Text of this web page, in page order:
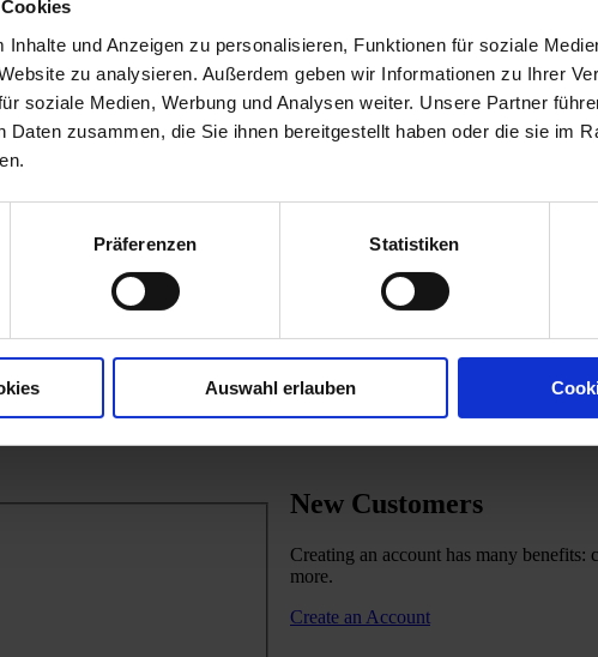
und Anzeigen zu personalisieren, Funktionen für soziale
zu analysieren. Außerdem geben wir Informationen zu Ihrer
soziale Medien, Werbung und Analysen weiter. Unsere Partner
Daten zusammen, die Sie ihnen bereitgestellt haben oder die sie im
Präferenzen Statistiken
Auswahl erlauben
New Customers
Creating an account has many benefits:
more.
Create an Account